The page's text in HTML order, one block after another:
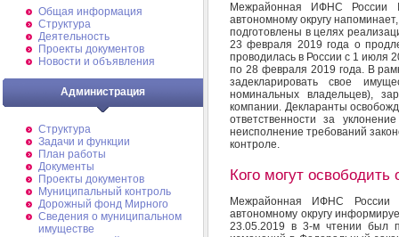
Общая информация
Структура
Деятельность
Проекты документов
Новости и объявления
Администрация
Структура
Задачи и функции
План работы
Документы
Проекты документов
Муниципальный контроль
Дорожный фонд Мирного
Cведения о муниципальном
имуществе
Межрайонная ИФНС России
автономному округу
подготовлены в целях
23 февраля 2019 года о
проводилась в России с 1 июля
по 28 февраля 2019 года. В
задекларировать свое
номинальных владельцев),
компании. Декларанты
ответственности за
неисполнение требований
контроле.
Кого могут
Межрайонная ИФНС
автономному округу
23.05.2019 в 3-м чтении был